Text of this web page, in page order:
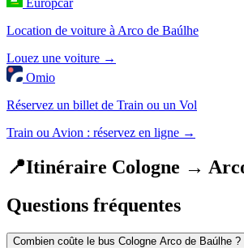
Europcar
Location de voiture à Arco de Baúlhe
Louez une voiture →
Omio
Réservez un billet de Train ou un Vol
Train ou Avion : réservez en ligne →
📍Itinéraire Cologne →
Questions fréquentes
Combien coûte le bus Cologne Arco de Baúlhe ?